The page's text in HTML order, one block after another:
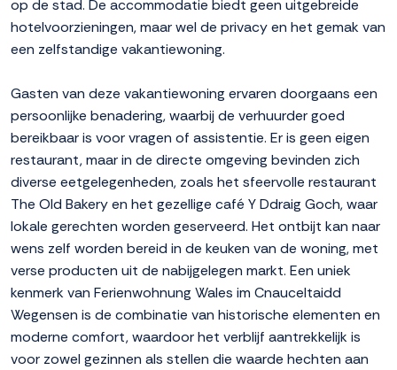
op de stad. De accommodatie biedt geen uitgebreide
hotelvoorzieningen, maar wel de privacy en het gemak van
een zelfstandige vakantiewoning.
Gasten van deze vakantiewoning ervaren doorgaans een
persoonlijke benadering, waarbij de verhuurder goed
bereikbaar is voor vragen of assistentie. Er is geen eigen
restaurant, maar in de directe omgeving bevinden zich
diverse eetgelegenheden, zoals het sfeervolle restaurant
The Old Bakery en het gezellige café Y Ddraig Goch, waar
lokale gerechten worden geserveerd. Het ontbijt kan naar
wens zelf worden bereid in de keuken van de woning, met
verse producten uit de nabijgelegen markt. Een uniek
kenmerk van Ferienwohnung Wales im Cnauceltaidd
Wegensen is de combinatie van historische elementen en
moderne comfort, waardoor het verblijf aantrekkelijk is
voor zowel gezinnen als stellen die waarde hechten aan